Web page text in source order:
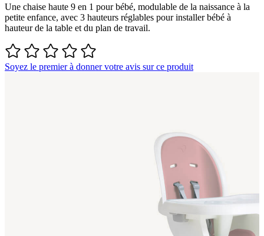
Une chaise haute 9 en 1 pour bébé, modulable de la naissance à la
petite enfance, avec 3 hauteurs réglables pour installer bébé à
hauteur de la table et du plan de travail.
Soyez le premier à donner votre avis sur ce produit